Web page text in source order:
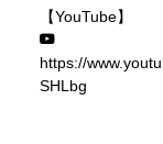
【YouTube】
https://
SHLbg